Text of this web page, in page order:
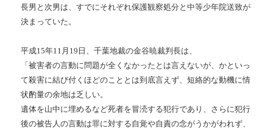
長男と次男は、すでにそれぞれ保護観察処分と中等少年院送致が
決まっていた。
平成15年11月19日、千葉地裁の金谷暁裁判長は、
「被害者の言動に問題が全くなかったとは言えないが、かといっ
て殺害に結び付くほどのこととは到底言えず、短絡的な動機に情
状酌量の余地は乏しい。
遺体を山中に埋めるなど死者を冒涜する犯行であり、さらに犯行
後の被告人の言動は罪に対する自覚や自責の念がうかがわれず、